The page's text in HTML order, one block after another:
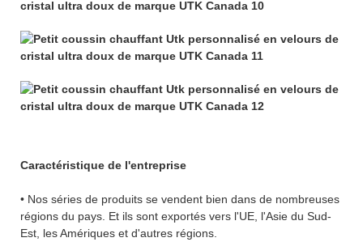
Caractéristique de l'entreprise
• Nos séries de produits se vendent bien dans de nombreuses
régions du pays. Et ils sont exportés vers l'UE, l'Asie du Sud-
Est, les Amériques et d'autres régions.